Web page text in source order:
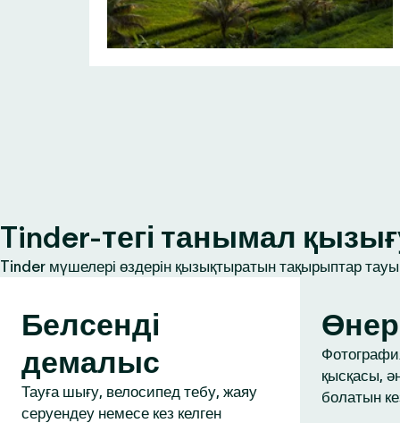
Tinder-тегі танымал
Tinder мүшелері өздерін қызықтыратын тақырыптар
Белсенді
демалыс
Тауға шығу, велосипед тебу, жаяу
серуендеу немесе кез келген
Өнер
қысқасы,
болатын